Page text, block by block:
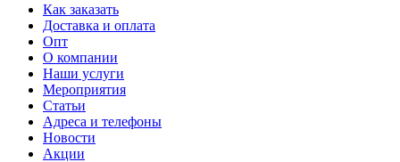
Как заказать
Доставка и оплата
Опт
О компании
Наши услуги
Мероприятия
Статьи
Адреса и телефоны
Новости
Акции